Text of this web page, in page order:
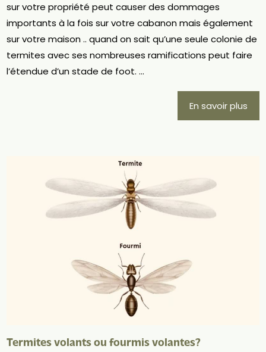
sur votre propriété peut causer des dommages
importants à la fois sur votre cabanon mais également
sur votre maison .. quand on sait qu’une seule colonie de
termites avec ses nombreuses ramifications peut faire
l’étendue d’un stade de foot. ...
En savoir plus
Termites volants ou fourmis volantes?